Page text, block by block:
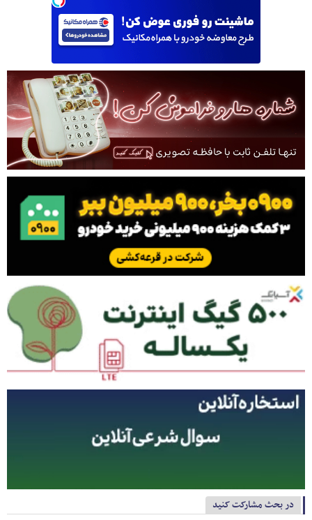
در بحث مشارکت کنید